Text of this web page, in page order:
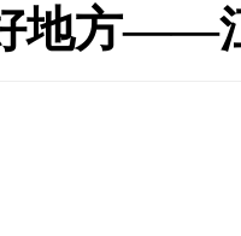
地方——